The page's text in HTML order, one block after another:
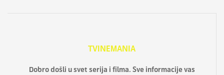
TVINEMANIA
Dobro došli u svet serija i filma. Sve informacije vas